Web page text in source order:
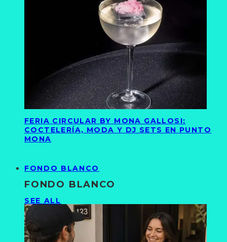
FERIA CIRCULAR BY MONA GALLOSI:
COCTELERÍA, MODA Y DJ SETS EN PUNTO
MONA
FONDO BLANCO
FONDO BLANCO
SEE ALL